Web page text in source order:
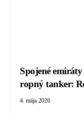
Spojené
ropný tanker:
4. mája 2026